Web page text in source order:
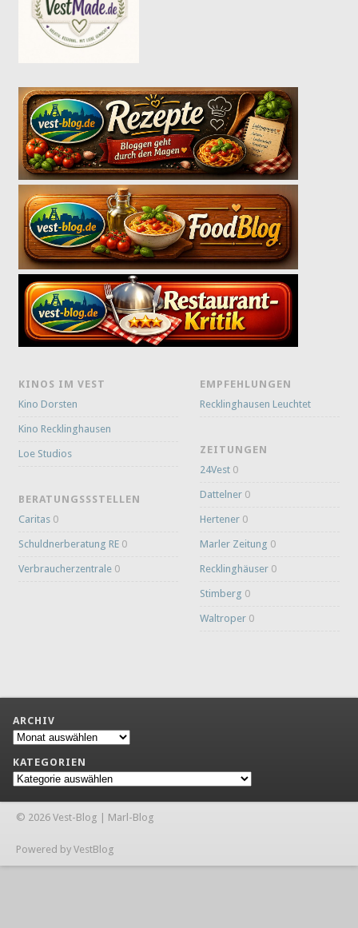
KINOS IM VEST
Kino Dorsten
Kino Recklinghausen
Loe Studios
BERATUNGSSSTELLEN
Caritas 0
Schuldnerberatung RE 0
Verbraucherzentrale 0
EMPFEHLUNGEN
Recklinghausen Leuchtet
ZEITUNGEN
24Vest 0
Dattelner 0
Hertener 0
Marler Zeitung 0
Recklinghäuser 0
Stimberg 0
Waltroper 0
ARCHIV
Archiv
KATEGORIEN
Kategorien
© 2026 Vest-Blog | Marl-Blog
Powered by VestBlog